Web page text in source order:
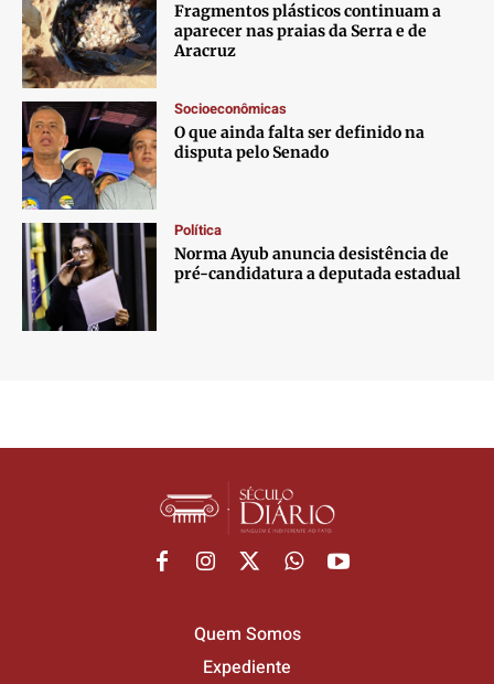
Fragmentos plásticos continuam a
aparecer nas praias da Serra e de
Aracruz
Socioeconômicas
O que ainda falta ser definido na
disputa pelo Senado
Política
Norma Ayub anuncia desistência de
pré-candidatura a deputada estadual
Quem Somos
Expediente